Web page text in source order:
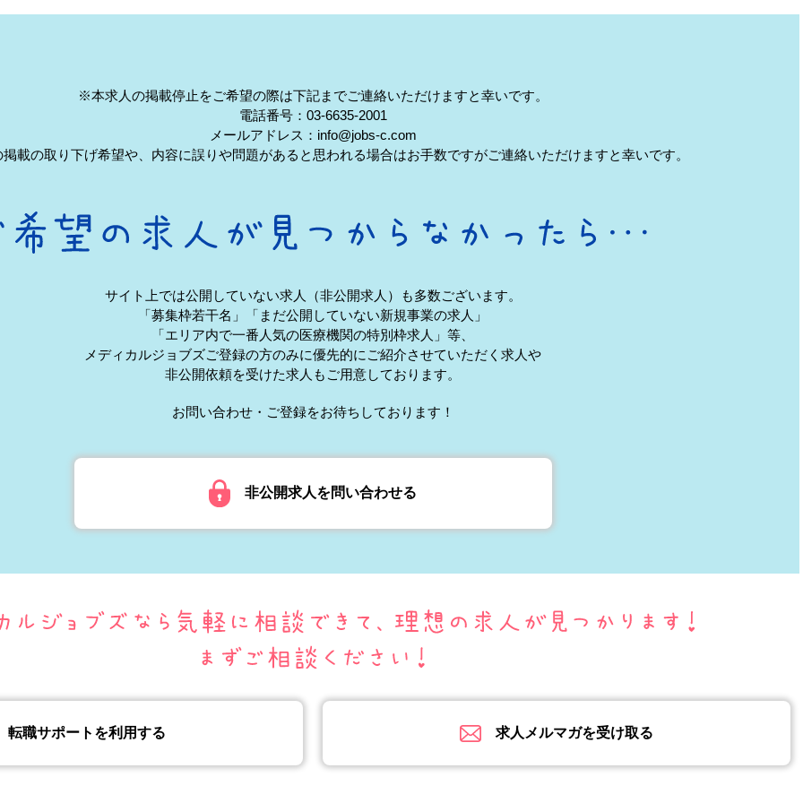
※本求人の掲載停止をご希望の際は下記までご連絡いただけますと幸いです。
電話番号：03-6635-2001
メールアドレス：info@jobs-c.com
載の取り下げ希望や、内容に誤りや問題があると思われる場合はお手数ですがご連絡いただけますと幸いです。
サイト上では公開していない求人（非公開求人）も多数ございます。
「募集枠若干名」「まだ公開していない新規事業の求人」
「エリア内で一番人気の医療機関の特別枠求人」等、
メディカルジョブズご登録の方のみに優先的にご紹介させていただく求人や
非公開依頼を受けた求人もご用意しております。
お問い合わせ・ご登録をお待ちしております！
非公開求人を問い合わせる
転職サポートを利用する 求人メルマガを受け取る